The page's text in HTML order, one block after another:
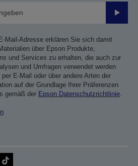
Mail-Adresse erklären Sie sich damit
über Epson Produkte,
und Services zu erhalten, die auch zur
und Umfragen verwendet werden
E-Mail oder über andere Arten der
auf der Grundlage Ihrer Präferenzen
gemäß der Epson Datenschutzrichtlinie